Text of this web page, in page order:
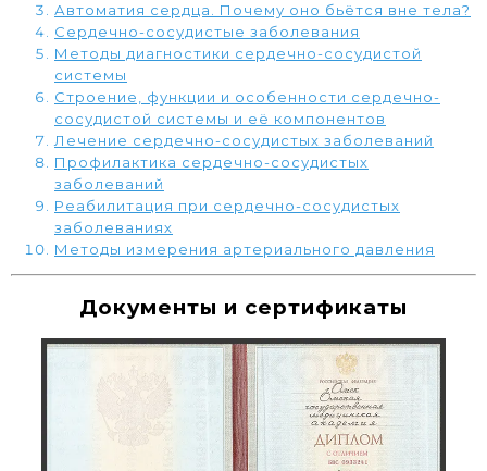
Автоматия сердца. Почему оно бьётся вне тела?
Сердечно-сосудистые заболевания
Методы диагностики сердечно-сосудистой
системы
Строение, функции и особенности сердечно-
сосудистой системы и её компонентов
Лечение сердечно-сосудистых заболеваний
Профилактика сердечно-сосудистых
заболеваний
Реабилитация при сердечно-сосудистых
заболеваниях
Методы измерения артериального давления
Документы и сертификаты